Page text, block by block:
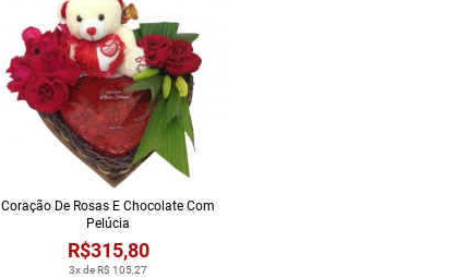
3x de R$ 105,27
R$315,80
Coração De Rosas E Chocolate Com
Pelúcia